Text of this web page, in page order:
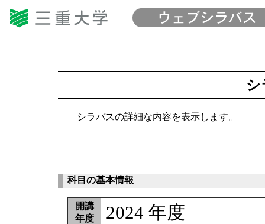
シ
シラバスの詳細な内容を表示します。
科目の基本情報
開講
年度
2024 年度